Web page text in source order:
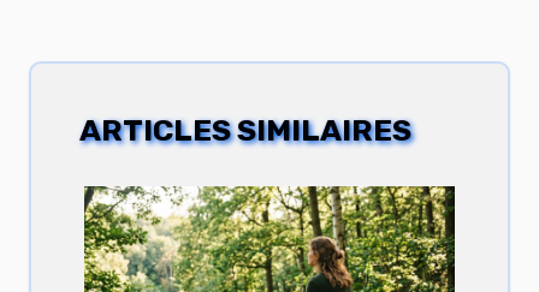
ARTICLES SIMILAIRES